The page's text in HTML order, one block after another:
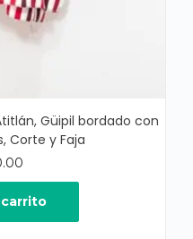
Güipil bordado con
Corte y Faja